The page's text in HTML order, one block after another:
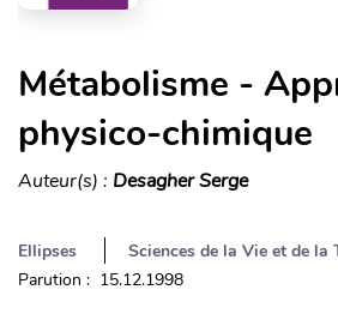
Métabolisme -
physico-chimique
Auteur(s) : Desagher Serge
Ellipses
Sciences de la Vie et de la
Parution : 15.12.1998